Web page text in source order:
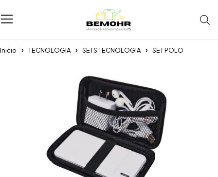
Inicio TECNOLOGIA SETS TECNOLOGIA SET POLO